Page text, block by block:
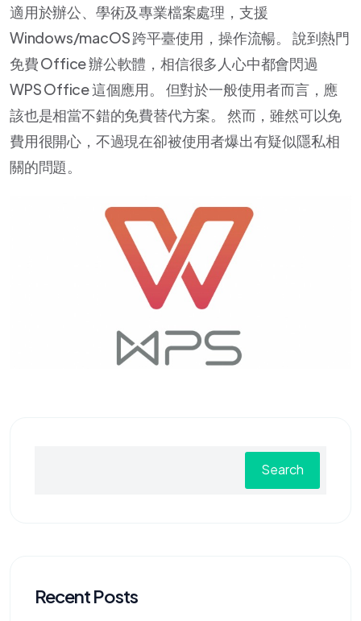
適用於辦公、學術及專業檔案處理，支援
Windows/macOS 跨平臺使用，操作流暢。 說到熱門
免費 Office 辦公軟體，相信很多人心中都會閃過
WPS Office 這個應用。 但對於一般使用者而言，應
該也是相當不錯的免費替代方案。 然而，雖然可以免
費用很開心，不過現在卻被使用者爆出有疑似隱私相
關的問題。
Search
Recent Posts